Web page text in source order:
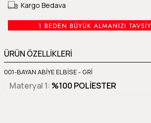
Kargo Bedava
ÜRÜN ÖZELLİKLERİ
001-BAYAN ABİYE ELBİSE - GRİ
Materyal 1 %100 POLİESTER